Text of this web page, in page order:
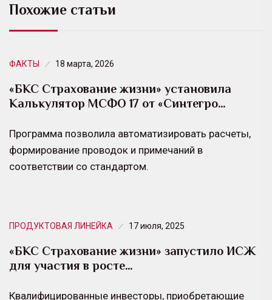
Похожие статьи
ФАКТЫ 18 марта, 2026
«БКС Страхование жизни» установила
Калькулятор МСФО 17 от «Синтегро…
Программа позволила автоматизировать расчеты,
формирование проводок и примечаний в
соответствии со стандартом.
ПРОДУКТОВАЯ ЛИНЕЙКА 17 июля, 2025
«БКС Страхование жизни» запустило ИСЖ
для участия в росте…
Квалифицированные инвесторы, приобретающие